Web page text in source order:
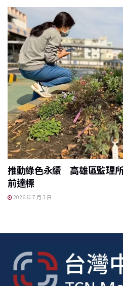
推動綠色永續 高雄區監理
前達標
2026 年 7 月 3 日